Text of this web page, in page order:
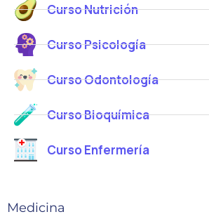
Curso Nutrición
Curso Psicología
Curso Odontología
Curso Bioquímica
Curso Enfermería
Medicina